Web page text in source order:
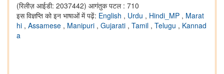
(रिलीज़ आईडी: 2037442) आगंतुक पटल : 710
इस विज्ञप्ति को इन भाषाओं में पढ़ें: English , Urdu , Hindi_MP , Marat
hi , Assamese , Manipuri , Gujarati , Tamil , Telugu , Kannad
a